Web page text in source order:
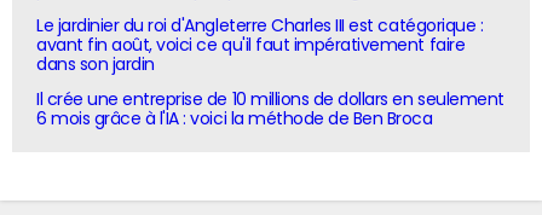
Le jardinier du roi d'Angleterre Charles III est catégorique :
avant fin août, voici ce qu'il faut impérativement faire
dans son jardin
Il crée une entreprise de 10 millions de dollars en seulement
6 mois grâce à l'IA : voici la méthode de Ben Broca